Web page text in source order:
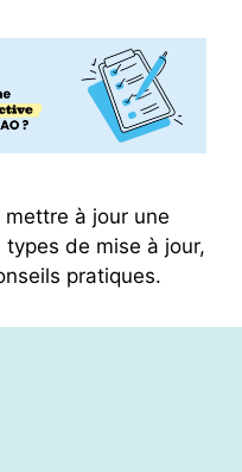
à jour une
types de mise à jour,
pratiques.